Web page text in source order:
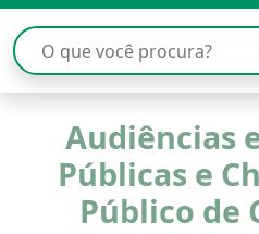
Audiências
Públicas e
Público de